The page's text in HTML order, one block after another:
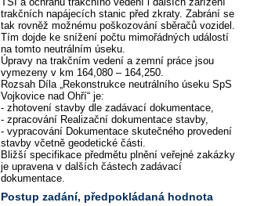
trakčních napájecích stanic před zkraty. Zabrání se
tak rovněž možnému poškozování sběračů vozidel.
Tím dojde ke snížení počtu mimořádných událostí
na tomto neutrálním úseku.
Úpravy na trakčním vedení a zemní práce jsou
vymezeny v km 164,080 – 164,250.
Rozsah Díla „Rekonstrukce neutrálního úseku SpS
Vojkovice nad Ohří“ je:
- zhotovení stavby dle zadávací dokumentace,
- zpracování Realizační dokumentace stavby,
- vypracování Dokumentace skutečného provedení
stavby včetně geodetické části.
Bližší specifikace předmětu plnění veřejné zakázky
je upravena v dalších částech zadávací
dokumentace.
Postup zadání, předpokládaná hodnota